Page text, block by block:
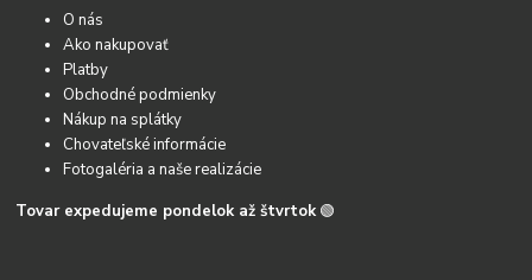
O nás
Ako nakupovať
Platby
Obchodné podmienky
Nákup na splátky
Chovateľské informácie
Fotogaléria a naše realizácie
Tovar expedujeme pondelok až štvrtok 🟢